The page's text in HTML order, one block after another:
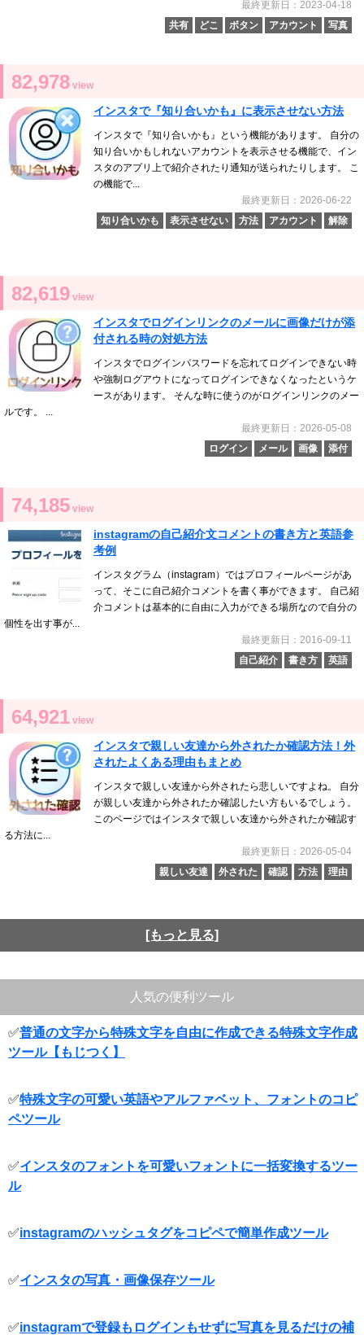
最終更新日：2023-04-18
共有
どこ ボタン アカウント 写真
82,978 view
インスタで『知り合いかも』に表示させない方法
インスタで『知り合いかも』という機能があります。 自分の
知り合いかもしれないアカウントを表示させる機能で、イン
スタのアプリ上で紹介されたり通知が送られたりします。 こ
の機能で...
最終更新日：2026-06-22
知り合いかも
表示させない 方法 アカウント 解除
82,619 view
インスタでログインリンクのメールに画像だけが添
付される時の対処方法
インスタでログインパスワードを忘れてログインできない時
や強制ログアウトになってログインできなくなったというケ
ースがあります。 そんな時に使うのがログインリンクのメー
ルです。 ...
最終更新日：2026-05-08
ログイン
メール 画像 添付
74,185 view
instagramの自己紹介文コメントの書き方と英語参
考例
インスタグラム（instagram）ではプロフィールページがあ
って、そこに自己紹介コメントを書く事ができます。 自己紹
介コメントは基本的に自由に入力ができる場所なので自分の
個性を出す事が...
最終更新日：2016-09-11
自己紹介
書き方 英語
64,921 view
インスタで親しい友達から外されたか確認方法！外
されたよくある理由もまとめ
インスタで親しい友達から外されたら悲しいですよね。 自分
が親しい友達から外されたか確認したい方もいるでしょう。
このページではインスタで親しい友達から外されたか確認す
る方法に...
最終更新日：2026-05-04
親しい友達
外された 確認 方法 理由
[もっと見る]
人気の便利ツール
✅普通の文字から特殊文字を自由に作成できる特殊文字作成
ツール【もじつく】
✅特殊文字の可愛い英語やアルファベット、フォントのコピ
ペツール
✅インスタのフォントを可愛いフォントに一括変換するツー
ル
✅instagramのハッシュタグをコピペで簡単作成ツール
✅インスタの写真・画像保存ツール
✅instagramで登録もログインもせずに写真を見るだけの補